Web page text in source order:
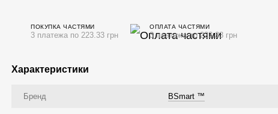
ПОКУПКА ЧАСТЯМИ
3 платежа по 223.33 грн
ОПЛАТА ЧАСТЯМИ
3 платежа по 223.33 грн
Характеристики
Бренд BSmart ™